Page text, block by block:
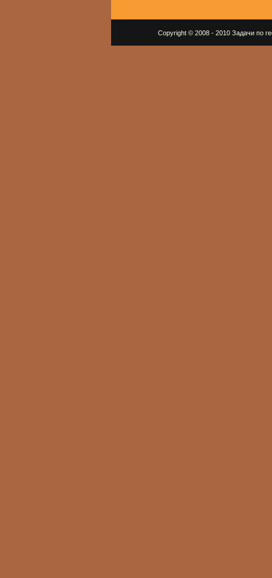
Copyright © 2008 - 2010 Задачи по